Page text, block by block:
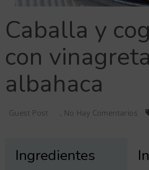
Caballa y
con
albahaca
Guest Post , No Hay Comentarios
Ingredientes